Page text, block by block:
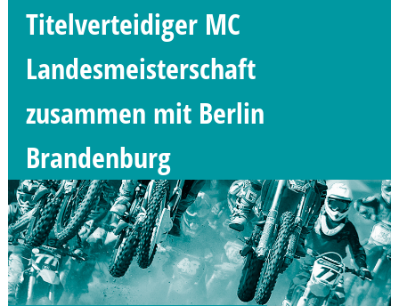
Mecklenburg-Vorpommern
Titelverteidiger MC
Grevesmühlen
Landesmeisterschaft
Mecklenburg-Vorpommern
zusammen mit Berlin
Brandenburg